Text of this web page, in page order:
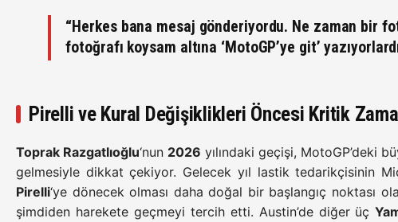
“Herkes bana mesaj gönderiyordu. Ne zaman bir
fotoğrafı koysam altına ‘MotoGP’ye git’
Pirelli ve Kural Değişiklikleri Öncesi Kritik
Toprak Razgatlıoğlu‘nun 2026 yılındaki geçişi, MotoGP’deki
gelmesiyle dikkat çekiyor. Gelecek yıl lastik tedarikçisinin
Pirelli‘ye dönecek olması daha doğal bir başlangıç noktası
şimdiden harekete geçmeyi tercih etti. Austin’de diğer üç